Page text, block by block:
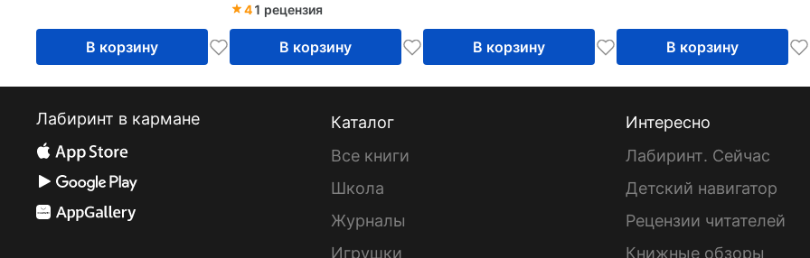
В корзину
41 рецензия
В корзину В корзину В корзину
Лабиринт в кармане
Каталог
Все книги
Школа
Журналы
Игрушки
Интересно
Лабиринт. Сейчас
Детский навигатор
Рецензии читателей
Книжные обзоры